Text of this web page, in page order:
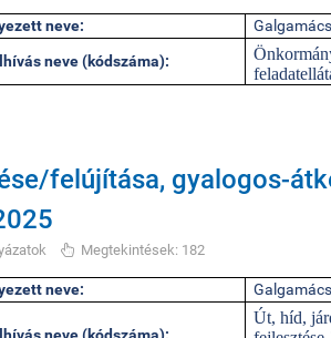
neve:
neve (kódszáma):
felújítása, gyalogos-
Megtekintések: 182
neve:
Út, híd,